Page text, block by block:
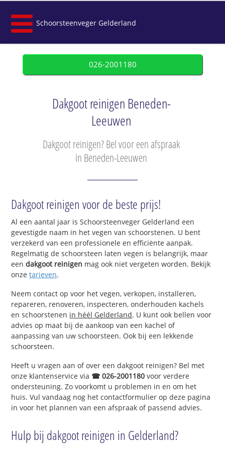
Schoorsteenveger Gelderland
026-2001180
Dakgoot reinigen Beneden-
Leeuwen
Dakgoot reinigen? Bel voor een afspraak
in Beneden-Leeuwen
Dakgoot reinigen voor de beste prijs!
Al een aantal jaar is Schoorsteenveger Gelderland een
gevestigde naam in het vegen van schoorstenen. U bent
verzekerd van een professionele en efficiënte aanpak.
Regelmatig de schoorsteen laten vegen is belangrijk, maar
eendakgoot reinigen mag ook niet vergeten worden. Bekijk
onzetarieven.
Neem contact op voor het vegen, verkopen, installeren,
repareren, renoveren, inspecteren, onderhouden kachels
en schoorstenen in héél Gelderland. U kunt ook bellen voor
advies op maat bij de aankoop van een kachel of
aanpassing van uw schoorsteen. Ook bij een lekkende
schoorsteen.
Heeft u vragen aan of over een dakgoot reinigen? Bel met
onze klantenservice via ☎ 026-2001180 voor verdere
ondersteuning. Zo voorkomt u problemen in en om het
huis. Vul vandaag nog het contactformulier op deze pagina
in voor het plannen van een afspraak of passend advies.
Hulp bij dakgoot reinigen in Gelderland?